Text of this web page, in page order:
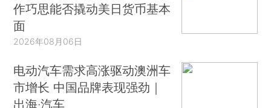
作巧思能否撬动美日货币基本
面
2026年08月06日
电动汽车需求高涨驱动澳洲车
市增长 中国品牌表现强劲｜
出海·汽车